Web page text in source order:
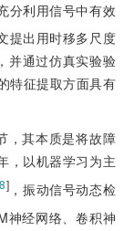
分利用信号中有效
提出用时移多尺度
并通过仿真实验验
特征提取方面具有
，其本质是将故障
，以机器学习为主
8] ，振动信号动态检
神经网络、卷积神